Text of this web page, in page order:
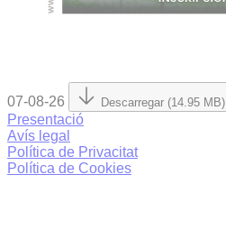
07-08-26 Descarregar (14.95 MB)
Presentació
Avís legal
Política de Privacitat
Política de Cookies